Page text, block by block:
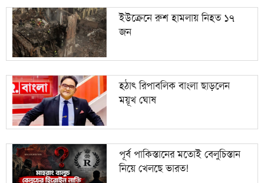
ইউক্রেনে রুশ হামলায় নিহত ১৭
জন
হঠাৎ রিপাবলিক বাংলা ছাড়লেন
ময়ূখ ঘোষ
পূর্ব পাকিস্তানের মতোই বেলুচিস্তান
নিয়ে খেলছে ভারত!